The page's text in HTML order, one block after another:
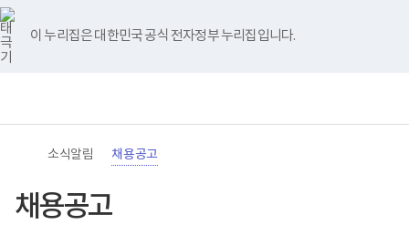
바
로
가
기
메
이 누리집은 대한민국 공식 전자정부 누리집입니다.
너
비
767px
이
하
영
검
메
홈
소식알림 채용공고
채용공고
유
튜
브
블
로
그
인
스
타
그
램
페
이
스
북